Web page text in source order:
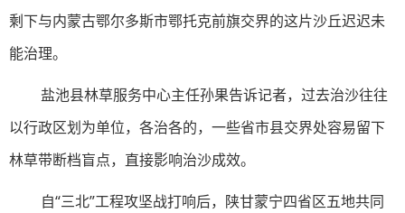
剩下与内蒙古鄂尔多斯市鄂托克前旗交界的这片沙丘迟迟未
能治理。
盐池县林草服务中心主任孙果告诉记者，过去治沙往往
以行政区划为单位，各治各的，一些省市县交界处容易留下
林草带断档盲点，直接影响治沙成效。
自“三北”工程攻坚战打响后，陕甘蒙宁四省区五地共同